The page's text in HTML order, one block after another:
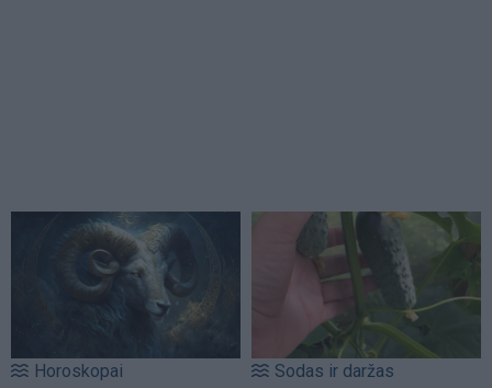
Horoskopai Sodas ir daržas